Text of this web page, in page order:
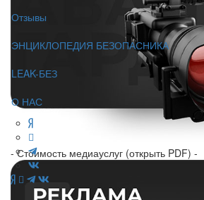
Отзывы
ЭНЦИКЛОПЕДИЯ БЕЗОПАСНИКА
LEAK-БЕЗ
О НАС
- Стоимость медиауслуг (открыть PDF) -